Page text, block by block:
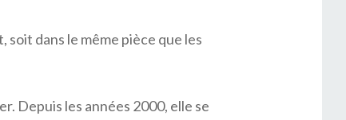
dans le même pièce que les
Depuis les années 2000, elle se